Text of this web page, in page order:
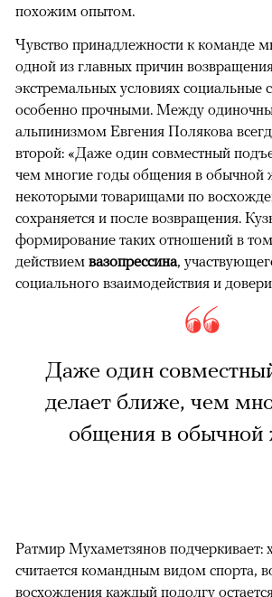
похожим опытом.
Чувство принадлежности к команде
одной из главных причин
экстремальных условиях социальные
особенно прочными. Между
альпинизмом Евгения Полякова
второй: «Даже один совместный
чем многие годы общения в обычной
некоторыми товарищами по
сохраняется и после возвращения.
формирование таких отношений в
действием вазопрессина,
социального взаимодействия и
Даже один
делает ближе, чем
общения в обычной
Ратмир Мухаметзянов подчеркивает:
считается командным видом спорта,
восхождения каждый подолгу